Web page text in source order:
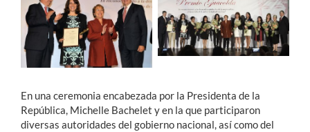
En una ceremonia encabezada por la Presidenta de la
República, Michelle Bachelet y en la que participaron
diversas autoridades del gobierno nacional, así como del